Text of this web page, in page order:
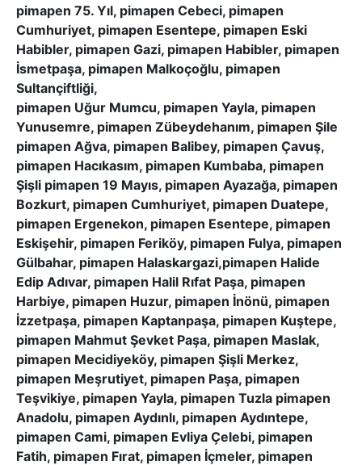
pimapen 75. Yıl, pimapen Cebeci, pimapen
Cumhuriyet, pimapen Esentepe, pimapen Eski
Habibler, pimapen Gazi, pimapen Habibler, pimapen
İsmetpaşa, pimapen Malkoçoğlu, pimapen
Sultançiftliği,
pimapen Uğur Mumcu, pimapen Yayla, pimapen
Yunusemre, pimapen Zübeydehanım, pimapen Şile
pimapen Ağva, pimapen Balibey, pimapen Çavuş,
pimapen Hacıkasım, pimapen Kumbaba, pimapen
Şişli pimapen 19 Mayıs, pimapen Ayazağa, pimapen
Bozkurt, pimapen Cumhuriyet, pimapen Duatepe,
pimapen Ergenekon, pimapen Esentepe, pimapen
Eskişehir, pimapen Feriköy, pimapen Fulya, pimapen
Gülbahar, pimapen Halaskargazi,pimapen Halide
Edip Adıvar, pimapen Halil Rıfat Paşa, pimapen
Harbiye, pimapen Huzur, pimapen İnönü, pimapen
İzzetpaşa, pimapen Kaptanpaşa, pimapen Kuştepe,
pimapen Mahmut Şevket Paşa, pimapen Maslak,
pimapen Mecidiyeköy, pimapen Şişli Merkez,
pimapen Meşrutiyet, pimapen Paşa, pimapen
Teşvikiye, pimapen Yayla, pimapen Tuzla pimapen
Anadolu, pimapen Aydınlı, pimapen Aydıntepe,
pimapen Cami, pimapen Evliya Çelebi, pimapen
Fatih, pimapen Fırat, pimapen İçmeler, pimapen